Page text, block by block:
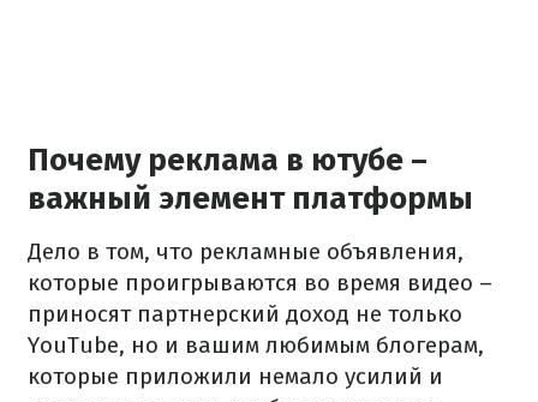
Почему реклама в ютубе –
важный элемент платформы
Дело в том, что рекламные объявления,
которые проигрываются во время видео –
приносят партнерский доход не только
YouTube, но и вашим любимым блогерам,
которые приложили немало усилий и